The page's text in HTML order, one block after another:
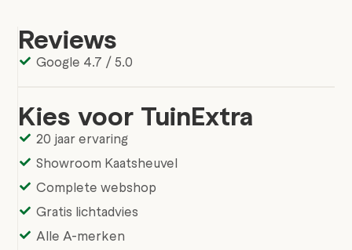
Reviews
Google 4.7 / 5.0
Kies voor TuinExtra
20 jaar ervaring
Showroom Kaatsheuvel
Complete webshop
Gratis lichtadvies
Alle A-merken